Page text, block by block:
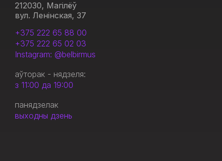
212030, Магілёў
вул. Ленінская, 37
+375 222 65 88 00
+375 222 65 02 03
Instagram: @belbirmus
аўторак - нядзеля:
з 11:00 да 19:00
панядзелак
выходны дзень